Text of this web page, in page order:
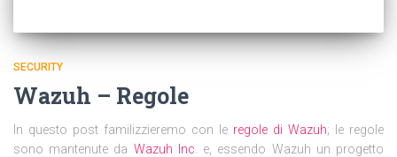
SECURITY
Wazuh – Regole
In questo post familizzieremo con le regole di Wazuh; le regole
sono mantenute da Wazuh Inc . e, essendo Wazuh un progetto